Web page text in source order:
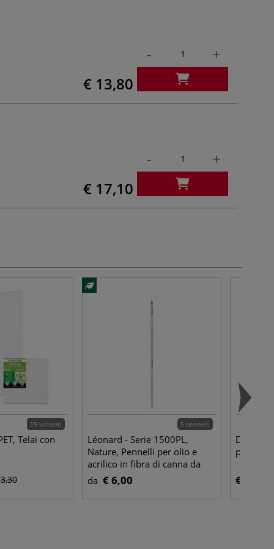
€ 13,80
- +
€ 17,10
- +
15 varianti
Telai con
5 pennelli
Léonard - Serie 1500PL,
Nature, Pennelli per olio e
acrilico in fibra di canna da
zucchero
da € 6,00
Daler-
€ 4,20